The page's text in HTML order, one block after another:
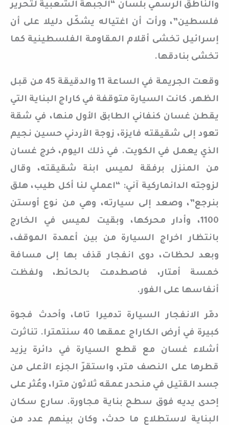
والناطق الرسمي بلسان “الجبهة الشعبية لتحرير
فلسطين”، ورأت أن اغتياله يشكّل دليلا على أن
إسرائيل تخشى أقلام المقاومة الفلسطينية كما
تخشى بنادقها.
وقعت الجريمة في الساعة 11 والدقيقة 45 من قبل
الظهر. كانت السيارة متوقفة في كاراج البناية التي
يقطن غسان كنفاني الطابق الأول منها، في شقة
تعود إلى شقيقته فايزة، زوجة الأردني حسين نجيم
الذي يعمل في الكويت. في ذلك اليوم، خرج غسان
من المنزل برفقة لميس ابنة شقيقته، وقال
لزوجته الدانماركية آني: “اعملي لنا أكل طيب، هلق
بنرجع”، وصعد إلى سيارته، وهي من نوع أوستن
1100، وأدار محركها، وبقيت لميس في الخارج
بانتظار اخراج السيارة من بين أعمدة الموقف،
وبعد لحظات، دوى انفجار قذف بها إلى مسافة
خمسة أمتار، فاصطدمت بالحائط، ولفظت
أنفاسها على الفور.
دمّر الانفجار السيارة تدميرا تاما، وأحدث فجوة
كبيرة في أرض الكاراج عمقها 40 سنتمترا. تناثرت
أشلاء غسان مع قطع السيارة في دائرة يزيد
قطرها على النصف متر، واستقرّ الجزء الأعلى من
جسد القتيل في منحدر عمقه ثلاثون مترا، وعُثر على
إحدى يديه فوق سطح بناية مجاورة. سارع سكان
البناية لاستطلاع ما حدث، وكان بينهم عدد من